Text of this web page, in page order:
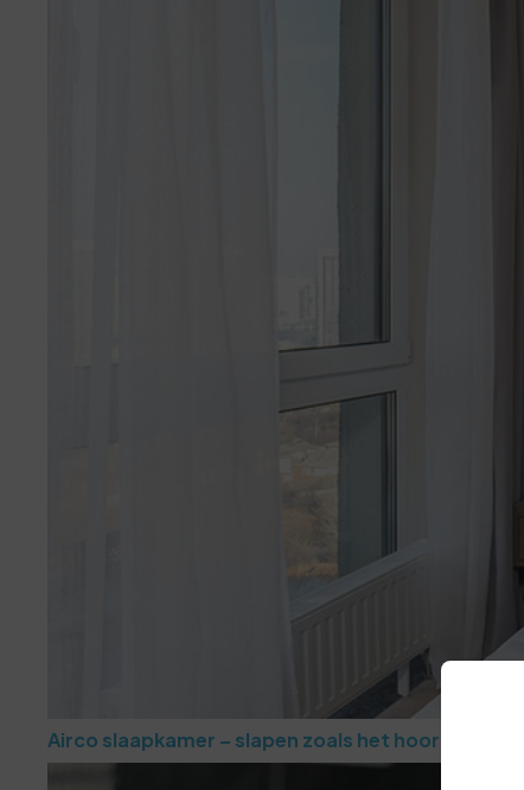
Airco slaapkamer – slapen zoals het hoort